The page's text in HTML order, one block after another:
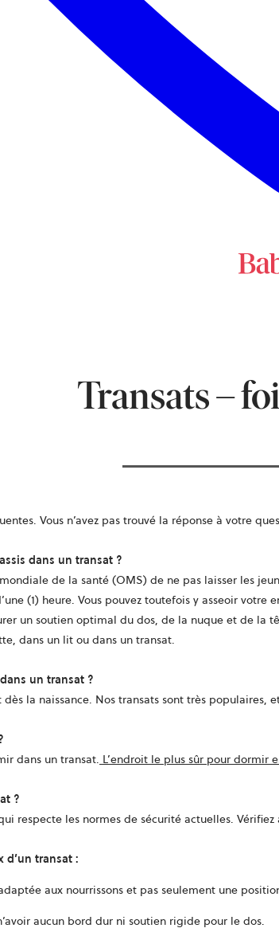
Transats –
Vous n’avez pas trouvé la réponse à votre
dans un transat ?
de la santé (OMS) de ne pas laisser les
(1) heure. Vous pouvez toutefois y asseoir
un soutien optimal du dos, de la nuque et de la
dans un lit ou dans un transat.
un transat ?
la naissance. Nos transats sont très
dans un transat. L’endroit le plus sûr pour dormir
?
respecte les normes de sécurité actuelles.
transat :
aux nourrissons et pas seulement une
aucun bord dur ni soutien rigide pour le dos.